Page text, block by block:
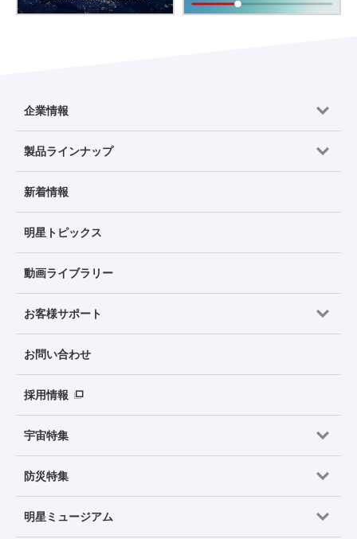
企業情報
製品ラインナップ
新着情報
明星トピックス
動画ライブラリー
お客様サポート
お問い合わせ
採用情報
宇宙特集
防災特集
明星ミュージアム